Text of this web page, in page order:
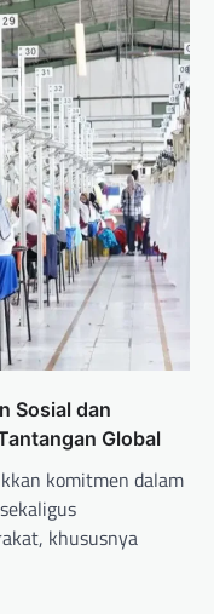
Sosial dan
Global
komitmen dalam
khususnya